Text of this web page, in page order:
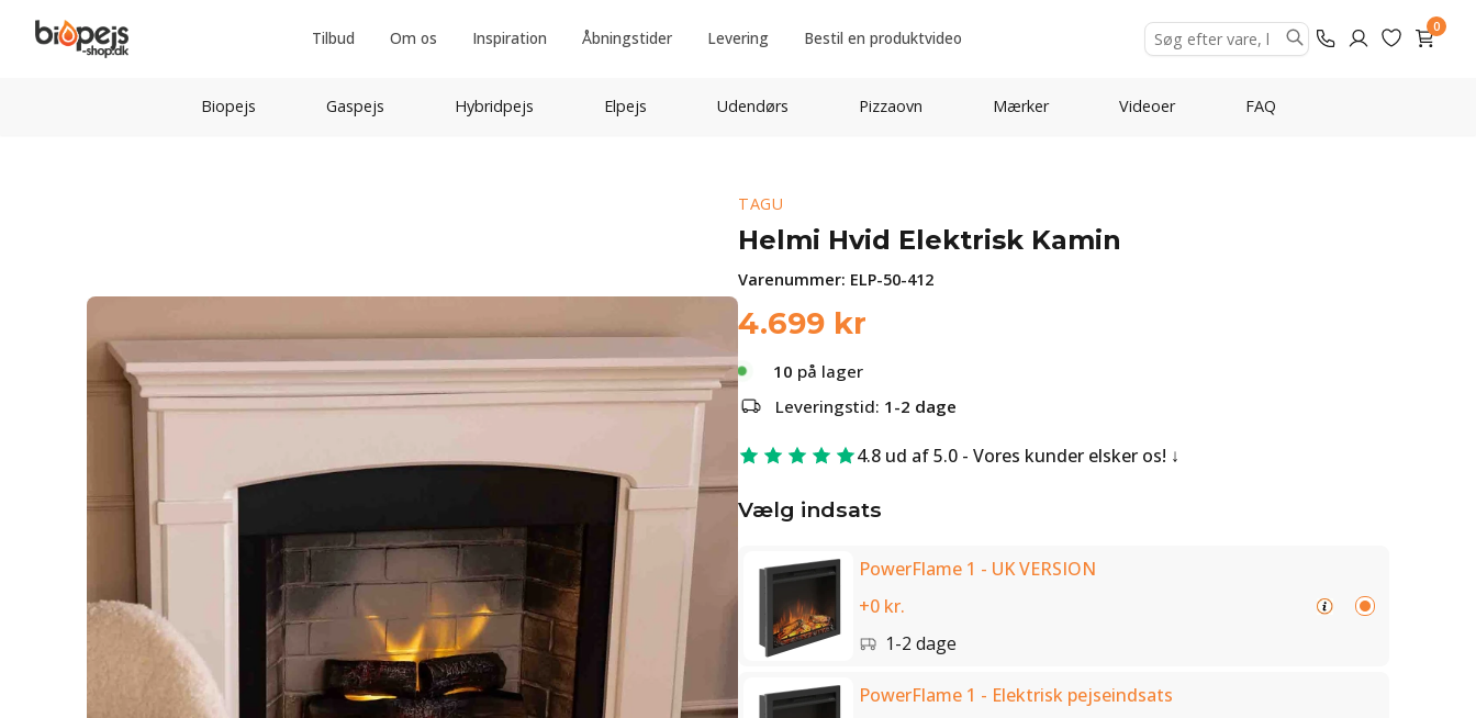
Tilbud Om os Inspiration Åbningstider Levering Bestil en produktvideo
0
Biopejs Gaspejs Hybridpejs Elpejs Udendørs Pizzaovn Mærker Videoer FAQ
TAGU
Helmi Hvid Elektrisk Kamin
Varenummer: ELP-50-412
4.699 kr
10 på lager
Leveringstid: 1-2 dage
4.8 ud af 5.0 - Vores kunder elsker os!
Vælg indsats
PowerFlame 1 - UK VERSION
+0 kr.
1-2 dage
PowerFlame 1 - Elektrisk pejseindsats